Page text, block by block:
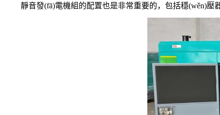
靜音發(fā)電機組的配置也是非常重要的，包括穩(wěn)壓